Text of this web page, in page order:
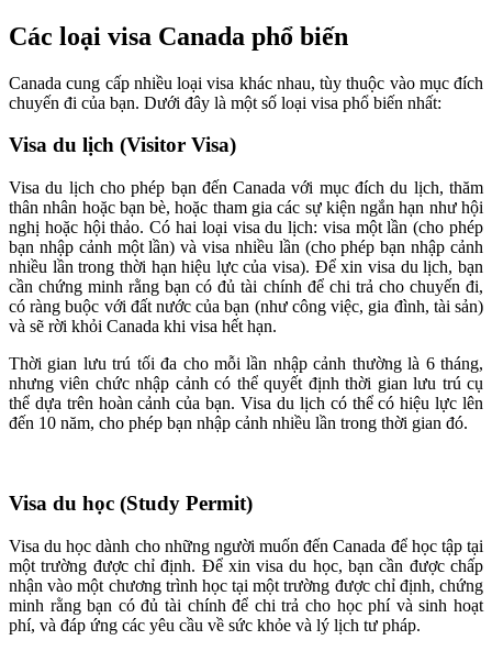
Các loại visa Canada phổ biến
Canada cung cấp nhiều loại visa khác nhau, tùy thuộc vào mục đích
chuyến đi của bạn. Dưới đây là một số loại visa phổ biến nhất:
Visa du lịch (Visitor Visa)
Visa du lịch cho phép bạn đến Canada với mục đích du lịch, thăm
thân nhân hoặc bạn bè, hoặc tham gia các sự kiện ngắn hạn như hội
nghị hoặc hội thảo. Có hai loại visa du lịch: visa một lần (cho phép
bạn nhập cảnh một lần) và visa nhiều lần (cho phép bạn nhập cảnh
nhiều lần trong thời hạn hiệu lực của visa). Để xin visa du lịch, bạn
cần chứng minh rằng bạn có đủ tài chính để chi trả cho chuyến đi,
có ràng buộc với đất nước của bạn (như công việc, gia đình, tài sản)
và sẽ rời khỏi Canada khi visa hết hạn.
Thời gian lưu trú tối đa cho mỗi lần nhập cảnh thường là 6 tháng,
nhưng viên chức nhập cảnh có thể quyết định thời gian lưu trú cụ
thể dựa trên hoàn cảnh của bạn. Visa du lịch có thể có hiệu lực lên
đến 10 năm, cho phép bạn nhập cảnh nhiều lần trong thời gian đó.
Visa du học (Study Permit)
Visa du học dành cho những người muốn đến Canada để học tập tại
một trường được chỉ định. Để xin visa du học, bạn cần được chấp
nhận vào một chương trình học tại một trường được chỉ định, chứng
minh rằng bạn có đủ tài chính để chi trả cho học phí và sinh hoạt
phí, và đáp ứng các yêu cầu về sức khỏe và lý lịch tư pháp.